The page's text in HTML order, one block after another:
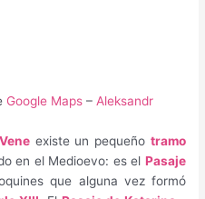
Google Maps – Aleksandr
Veneexiste un pequeño tramo
en el Medioevo: es el Pasaje
que alguna vez formó